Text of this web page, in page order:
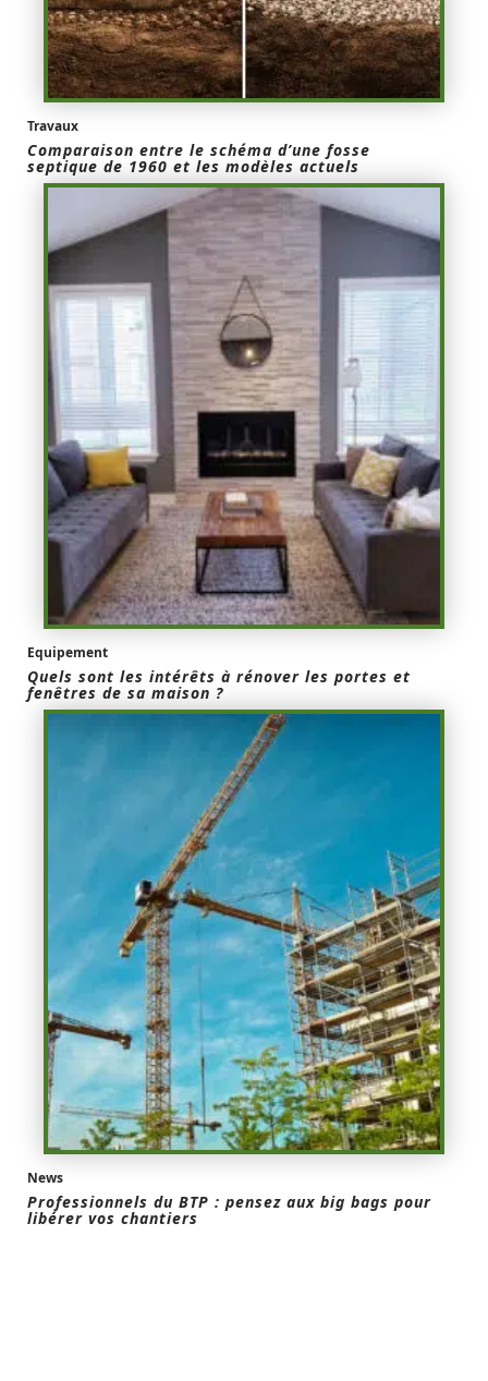
Travaux
Comparaison entre le schéma d’une fosse
septique de 1960 et les modèles actuels
Equipement
Quels sont les intérêts à rénover les portes et
fenêtres de sa maison ?
News
Professionnels du BTP : pensez aux big bags pour
libérer vos chantiers